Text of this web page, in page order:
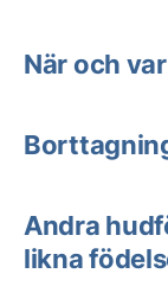
När och
Andra
likna